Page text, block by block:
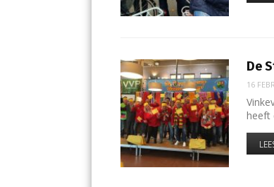
De
16
heeft